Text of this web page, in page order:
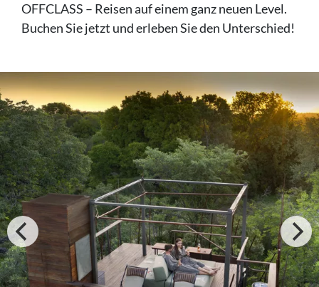
OFFCLASS – Reisen auf einem ganz neuen Level.
Buchen Sie jetzt und erleben Sie den Unterschied!